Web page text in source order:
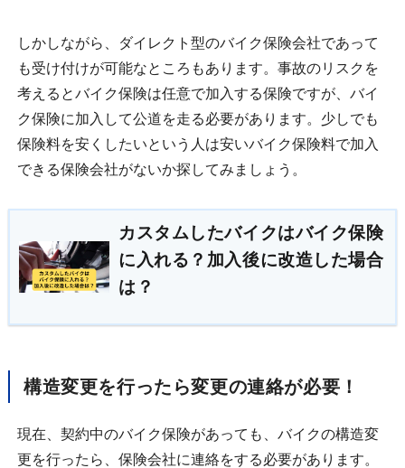
しかしながら、ダイレクト型のバイク保険会社であって
も受け付けが可能なところもあります。事故のリスクを
考えるとバイク保険は任意で加入する保険ですが、バイ
ク保険に加入して公道を走る必要があります。少しでも
保険料を安くしたいという人は安いバイク保険料で加入
できる保険会社がないか探してみましょう。
カスタムしたバイクはバイク保険
に入れる？加入後に改造した場合
は？
構造変更を行ったら変更の連絡が必要！
現在、契約中のバイク保険があっても、バイクの構造変
更を行ったら、保険会社に連絡をする必要があります。